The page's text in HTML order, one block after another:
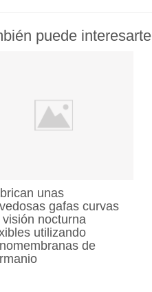
puede interesarte
unas
gafas curvas
visión nocturna
utilizando
de